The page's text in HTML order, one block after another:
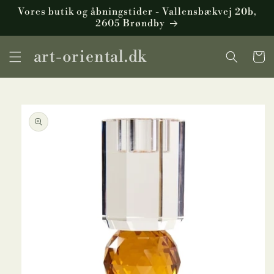
Gå til
Vores butik og åbningstider - Vallensbækvej 20b,
2605 Brøndby
art-oriental.dk